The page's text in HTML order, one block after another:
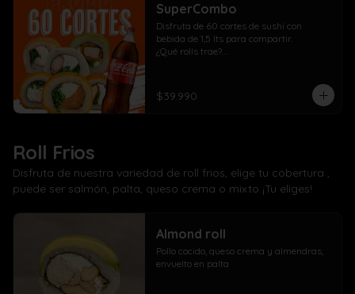
SuperCombo
Disfruta de 60 cortes de sushi con
bebida de 1,5 lts para compartir.
¿Qué rolls trae?
10 Kanikama, cebollín, queso crema
envuelto en panko
envuelto en queso
10 Camarón, cebollín, queso crema
$39.990
Roll Frios
Disfruta de nuestra variedad de roll frios, elige tu cobertura ,
puede ser salmón, palta, queso crema o mixto ¡Tu eliges!
Almond roll
Pollo cocido, queso crema y almendras,
envuelto en palta